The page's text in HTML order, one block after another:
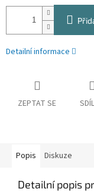
Detailní informace
ZEPTAT SE
Popis Diskuze
Detailní popis